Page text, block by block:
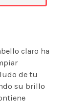
claro ha
de tu
su brillo